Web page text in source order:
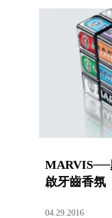
MARVIS──
啟牙齒香氛
04.29.2016